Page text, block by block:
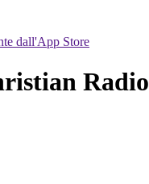
dall'App Store
Radio